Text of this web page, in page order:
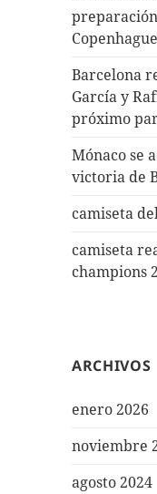
Copenhague
Barcelona
García y
próximo
Mónaco se
victoria de
camiseta
camiseta
champions
ARCHIVOS
enero 2026
noviembre
agosto 2024